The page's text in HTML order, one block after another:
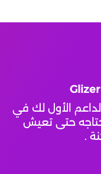
الأول لك في
حتى تعيش
.